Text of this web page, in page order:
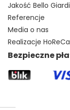
Jakość Bello
Referencje
Media o nas
Realizacje HoReCa
Bezpieczne